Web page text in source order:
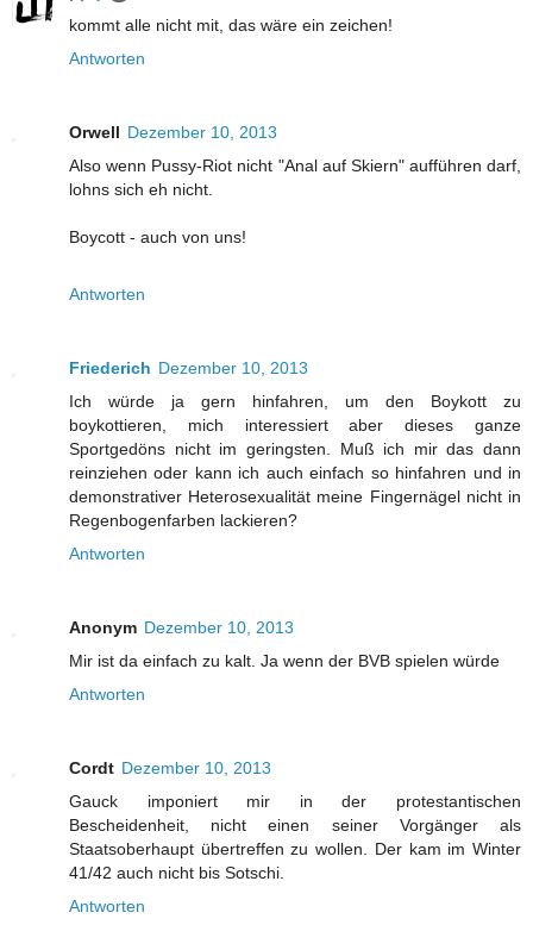
kommt alle nicht mit, das wäre ein zeichen!
Antworten
Orwell Dezember 10, 2013
Also wenn Pussy-Riot nicht "Anal auf Skiern" aufführen darf,
lohns sich eh nicht.
Boycott - auch von uns!
Antworten
Friederich Dezember 10, 2013
Ich würde ja gern hinfahren, um den Boykott zu
boykottieren, mich interessiert aber dieses ganze
Sportgedöns nicht im geringsten. Muß ich mir das dann
reinziehen oder kann ich auch einfach so hinfahren und in
demonstrativer Heterosexualität meine Fingernägel nicht in
Regenbogenfarben lackieren?
Antworten
Anonym Dezember 10, 2013
Mir ist da einfach zu kalt. Ja wenn der BVB spielen würde
Antworten
Cordt Dezember 10, 2013
Gauck imponiert mir in der protestantischen
Bescheidenheit, nicht einen seiner Vorgänger als
Staatsoberhaupt übertreffen zu wollen. Der kam im Winter
41/42 auch nicht bis Sotschi.
Antworten